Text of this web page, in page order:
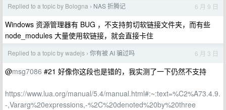
Replied to a topic by Bologna › NAS 折腾记 6 月 9 日
Windows 资源管理器有 BUG ，不支持剪切软链接文件夹，而有些
node_modules 大量使用软链接，就会直接卡住
Replied to a topic by wadejs › 你有被 AI 骗过吗 6 月 3 日
@msg7086 #21 好像你这段也是错的，我实测了一下仍然不支持
https://www.lua.org/manual/5.4/manual.html#:~:text=%C2%A73.4.9.
-,Vararg%20expressions,-%2C%20denoted%20by%20three